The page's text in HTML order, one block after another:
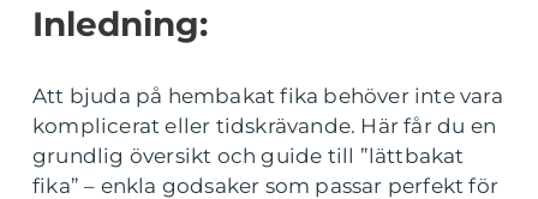
Inledning:
Att bjuda på hembakat fika behöver inte vara
komplicerat eller tidskrävande. Här får du en
grundlig översikt och guide till ”lättbakat
fika” – enkla godsaker som passar perfekt för